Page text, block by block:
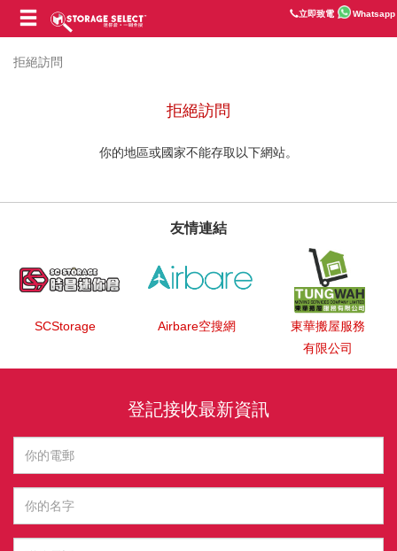
立即致電 Whatsapp
拒絕訪問
拒絕訪問
你的地區或國家不能存取以下網站。
友情連結
SCStorage Airbare空搜網
東華搬屋服務
有限公司
登記接收最新資訊